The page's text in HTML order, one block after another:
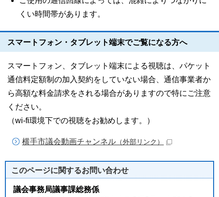
くい時間帯があります。
スマートフォン・タブレット端末でご覧になる方へ
スマートフォン、タブレット端末による視聴は、パケット
通信料定額制の加入契約をしていない場合、通信事業者か
ら高額な料金請求をされる場合がありますので特にご注意
ください。
（wi-fi環境下での視聴をお勧めします。）
横手市議会動画チャンネル （外部リンク）
このページに関するお問い合わせ
議会事務局議事課総務係